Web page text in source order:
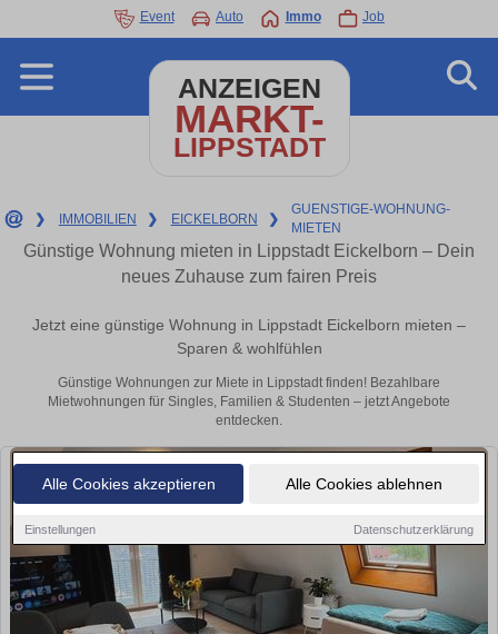
Alle Cookies akzeptieren Alle Cookies ablehnen
Einstellungen Datenschutzerklärung
Event Auto Immo Job
ANZEIGEN
MARKT-
LIPPSTADT
❯ IMMOBILIEN ❯ EICKELBORN ❯
GUENSTIGE-WOHNUNG-
MIETEN
Günstige Wohnung mieten in Lippstadt Eickelborn – Dein
neues Zuhause zum fairen Preis
Jetzt eine günstige Wohnung in Lippstadt Eickelborn mieten –
Sparen & wohlfühlen
Günstige Wohnungen zur Miete in Lippstadt finden! Bezahlbare
Mietwohnungen für Singles, Familien & Studenten – jetzt Angebote
entdecken.